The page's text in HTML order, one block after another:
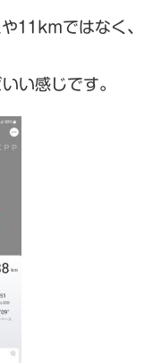
11kmではなく、
い感じです。